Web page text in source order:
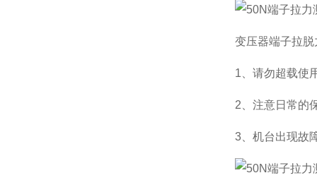
变压器端子拉脱
1、请勿超载使
2、注意日常的
3、机台出现故